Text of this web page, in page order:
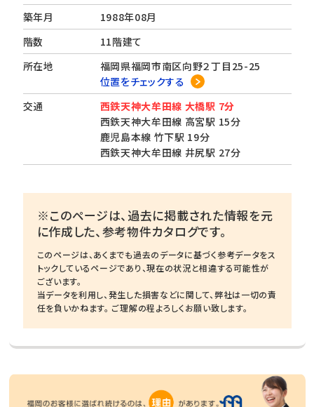
築年月
1988年08月
階数
11階建て
所在地
福岡県福岡市南区向野２丁目25-25
位置をチェックする
交通
西鉄天神大牟田線 大橋駅 7分
西鉄天神大牟田線 高宮駅 15分
鹿児島本線 竹下駅 19分
西鉄天神大牟田線 井尻駅 27分
※このページは、過去に掲載された情報を元
に作成した、参考物件カタログです。
このページは、あくまでも過去のデータに基づく参考データをス
トックしているページであり、現在の状況と相違する可能性が
ございます。
当データを利用し、発生した損害などに関して、弊社は一切の責
任を負いかねます。 ご理解の程よろしくお願い致します。